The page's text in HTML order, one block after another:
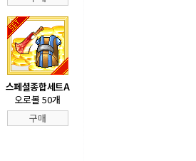
스페셜종합세트A
오로볼 50개
구매